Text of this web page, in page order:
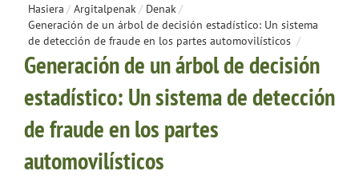
Hasiera / Argitalpenak/ Denak/
Generación de un árbol de decisión estadístico: Un sistema
de detección de fraude en los partes automovilísticos /
Generación de un árbol de decisión
estadístico: Un sistema de detección
de fraude en los partes
automovilísticos